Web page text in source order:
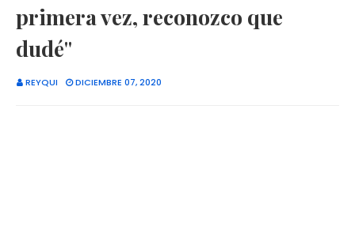
primera vez, reconozco que
dudé"
REYQUI DICIEMBRE 07, 2020